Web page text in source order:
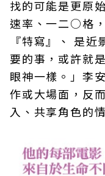
找的可能是更原
速率、一二○格
『特寫』、 是
要的事，或許就
眼神一樣。」李
作或大場面，反
入、共享角色的